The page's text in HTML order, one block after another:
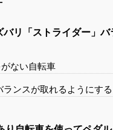
リ「ストライダー」バ
ない自転車
ンスが取れるようにする